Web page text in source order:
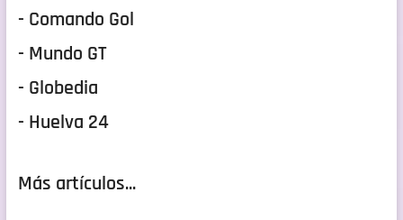
- Comando Gol
- Mundo GT
- Globedia
- Huelva 24
Más artículos...